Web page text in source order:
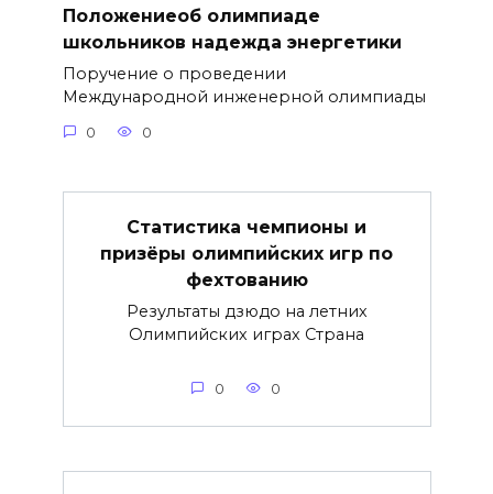
Положениеоб олимпиаде
школьников надежда энергетики
Поручение о проведении
Международной инженерной олимпиады
0 0
Статистика чемпионы и
призёры олимпийских игр по
фехтованию
Результаты дзюдо на летних
Олимпийских играх Страна
0 0